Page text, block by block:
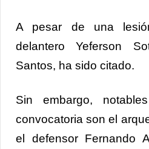
A pesar de una
delantero Yeferson
Santos, ha sido citado.
Sin embargo,
convocatoria son el
el defensor Fernando